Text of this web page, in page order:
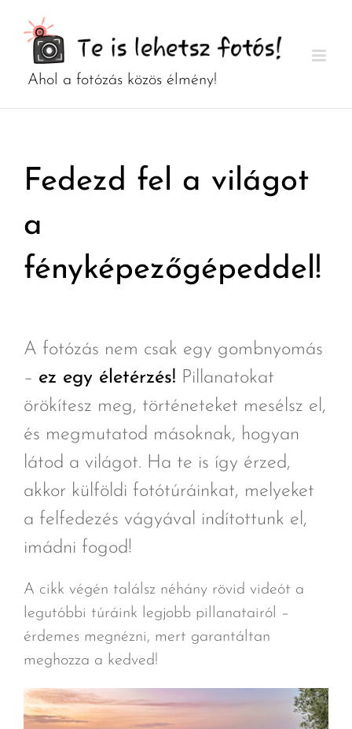
Fedezd fel a világot
a
fényképezőgépeddel!
A fotózás nem csak egy gombnyomás
– ez egy életérzés! Pillanatokat
örökítesz meg, történeteket mesélsz el,
és megmutatod másoknak, hogyan
látod a világot. Ha te is így érzed,
akkor külföldi fotótúráinkat, melyeket
a felfedezés vágyával indítottunk el,
imádni fogod!
A cikk végén találsz néhány rövid videót a
legutóbbi túráink legjobb pillanatairól –
érdemes megnézni, mert garantáltan
meghozza a kedved!